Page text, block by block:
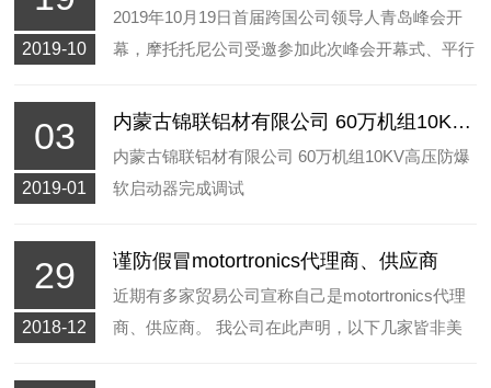
年的汽油消耗。摩托托尼为海洋119FPSO最大电
动机提供中压软起动器。
2019-10
2019年10月19日首届跨国公司领导人青岛峰会开
幕，摩托托尼公司受邀参加此次峰会开幕式、平行
03
2019-01
内蒙古锦联铝材有限公司 60万机组10KV高压防爆软启动器完成调试
内蒙古锦联铝材有限公司 60万机组10KV高压防爆
软启动器完成调试
29
2018-12
谨防假冒motortronics代理商、供应商
近期有多家贸易公司宣称自己是motortronics代理
商、供应商。 我公司在此声明，以下几家皆非美